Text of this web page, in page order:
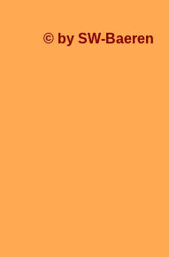
© by SW-Baeren